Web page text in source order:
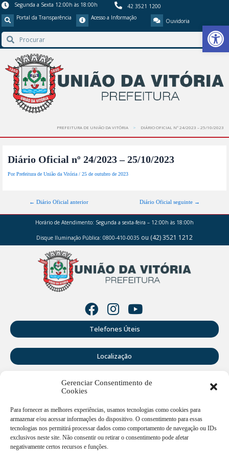
Gerenciar Consentimento de
Cookies
Para fornecer as melhores experiências, usamos tecnologias como cookies para
armazenar e/ou acessar informações do dispositivo. O consentimento para essas
tecnologias nos permitirá processar dados como comportamento de navegação ou IDs
exclusivos neste site. Não consentir ou retirar o consentimento pode afetar
negativamente certos recursos e funções.
Barra de
Segunda a Sexta 12:00h às 18:00h
42 3521 1200
Portal da Transparência
Acesso a Informação Ouvidoria
PREFEITURA DE UNIÃO DA VITÓRIA DIÁRIO OFICIAL Nº 24/2023 – 25/10/2023
Diário Oficial nº 24/2023 – 25/10/2023
PorPrefeitura de União da Vitória/25 de outubro de 2023
← Diário Oficial anterior Diário Oficial seguinte →
Horário de Atendimento: Segunda a sexta-feira – 12:00h às 18:00h
Disque Iluminação Pública: 0800-410-0035 ou (42) 3521 1212
Telefones Úteis
Localização
Perguntas Frequentes
Webmail
Rua Doutor Cruz Machado, 205 - Centro - União da Vitória -
PR